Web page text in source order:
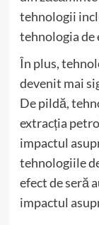
tehnologii
tehnologia de
În plus,
devenit mai
De pildă,
extracția
impactul
tehnologiile
efect de seră
impactul